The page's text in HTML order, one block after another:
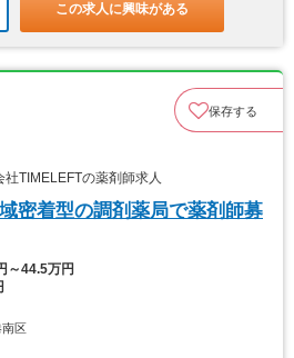
この求人に興味がある
保存する
TIMELEFTの薬剤師求人
密着型の調剤薬局で薬剤師募
～44.5万円
南区